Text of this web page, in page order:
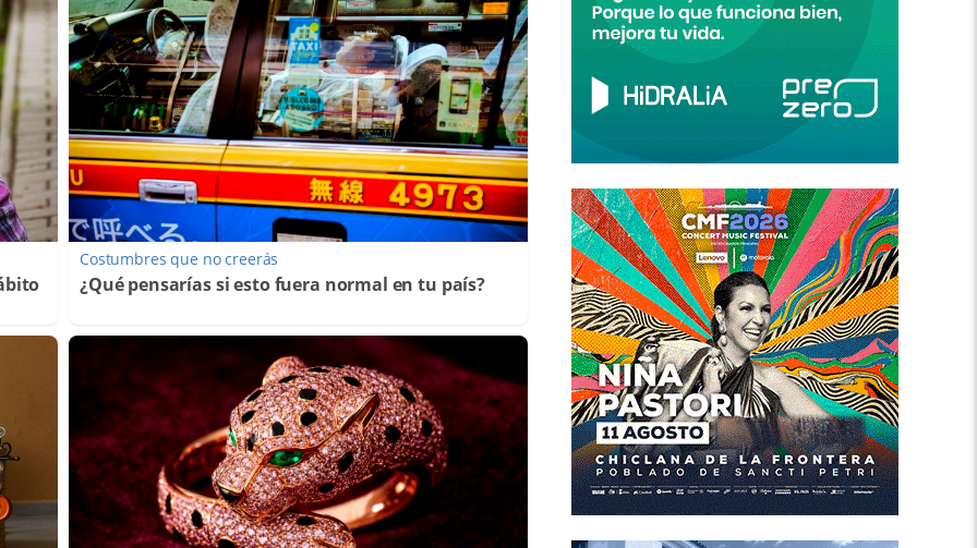
Costumbres que no creerás
¿Qué pensarías si esto fuera normal en tu país?